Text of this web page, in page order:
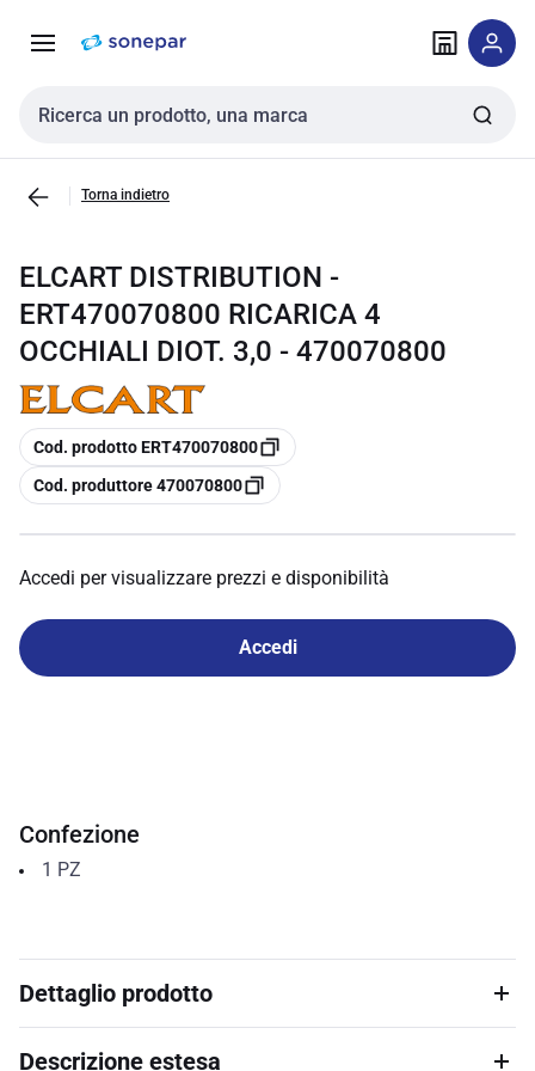
navigazione alla
Cerca input
Torna indietro
ELCART DISTRIBUTION -
ERT470070800 RICARICA 4
OCCHIALI DIOT. 3,0 - 470070800
copia
Cod. prodotto ERT470070800
copia
Cod. produttore 470070800
Accedi per visualizzare prezzi e disponibilità
Accedi
Confezione
1 PZ
Dettaglio prodotto
Descrizione estesa